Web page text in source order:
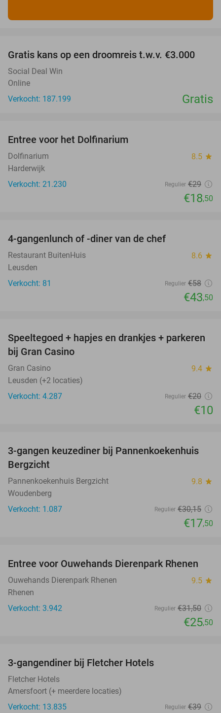
Gratis kans op een droomreis t.w.v. €3.000
Social Deal Win
Online
Verkocht: 187.199
Gratis
Entree voor het Dolfinarium
Dolfinarium 8.5 star
Harderwijk
Verkocht: 21.230
Regulier €29
€18,50
4-gangenlunch of -diner van de chef
Restaurant BuitenHuis 8.6 star
Leusden
Verkocht: 81
Regulier €58
€43,50
50%
Speeltegoed + hapjes en drankjes + parkeren
bij Gran Casino
Gran Casino 9.4 star
Leusden (+2 locaties)
Verkocht: 4.287
Regulier €20
€10
42%
3-gangen keuzediner bij Pannenkoekenhuis
Bergzicht
Pannenkoekenhuis Bergzicht 9.8 star
Woudenberg
Verkocht: 1.087
Regulier €30,15
€17,50
19%
Entree voor Ouwehands Dierenpark Rhenen
Ouwehands Dierenpark Rhenen 9.5 star
Rhenen
Verkocht: 3.942
Regulier €31,50
€25,50
3-gangendiner bij Fletcher Hotels
Fletcher Hotels
Amersfoort (+ meerdere locaties)
Verkocht: 13.835
Regulier €39